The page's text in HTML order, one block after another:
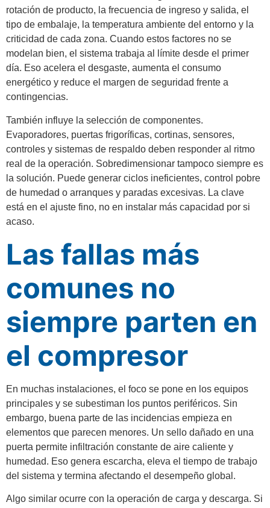
rotación de producto, la frecuencia de ingreso y salida, el
tipo de embalaje, la temperatura ambiente del entorno y la
criticidad de cada zona. Cuando estos factores no se
modelan bien, el sistema trabaja al límite desde el primer
día. Eso acelera el desgaste, aumenta el consumo
energético y reduce el margen de seguridad frente a
contingencias.
También influye la selección de componentes.
Evaporadores, puertas frigoríficas, cortinas, sensores,
controles y sistemas de respaldo deben responder al ritmo
real de la operación. Sobredimensionar tampoco siempre es
la solución. Puede generar ciclos ineficientes, control pobre
de humedad o arranques y paradas excesivas. La clave
está en el ajuste fino, no en instalar más capacidad por si
acaso.
Las fallas más
comunes no
siempre parten en
el compresor
En muchas instalaciones, el foco se pone en los equipos
principales y se subestiman los puntos periféricos. Sin
embargo, buena parte de las incidencias empieza en
elementos que parecen menores. Un sello dañado en una
puerta permite infiltración constante de aire caliente y
humedad. Eso genera escarcha, eleva el tiempo de trabajo
del sistema y termina afectando el desempeño global.
Algo similar ocurre con la operación de carga y descarga. Si